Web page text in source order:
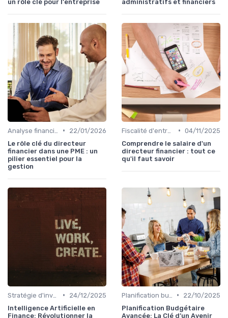
un rôle clé pour l'entreprise
administratifs et financiers
•
22/01/2026
Le rôle clé du directeur
financier dans une PME : un
pilier essentiel pour la
gestion
• 04/11/2025
Comprendre le salaire d'un
directeur financier : tout ce
qu'il faut savoir
•
24/12/2025
Intelligence Artificielle en
Finance: Révolutionner la
•
22/10/2025
Planification Budgétaire
Avancée: La Clé d’un Avenir